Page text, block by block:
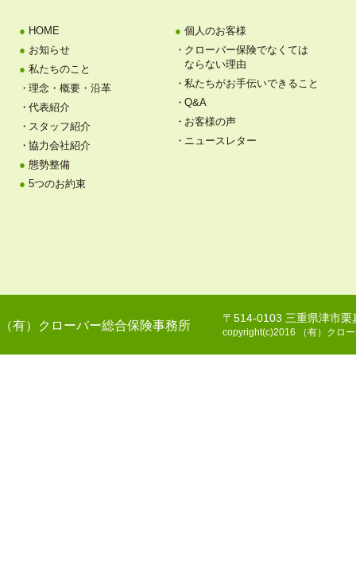
HOME
お知らせ
私たちのこと
理念・概要・沿革
代表紹介
スタッフ紹介
協力会社紹介
態勢整備
5つのお約束
個人のお客様
クローバー保険でなくては
ならない理由
私たちがお手伝いできること
Q&A
お客様の声
ニュースレター
（有）クローバー総合保険事務所
〒514-0103 三重県津市
copyright(c)2016 （有）クロ